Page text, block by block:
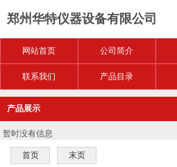
郑州华特仪器设备有限公司
网站首页 公司简介
联系我们 产品目录
产品展示
暂时没有信息
首页 末页